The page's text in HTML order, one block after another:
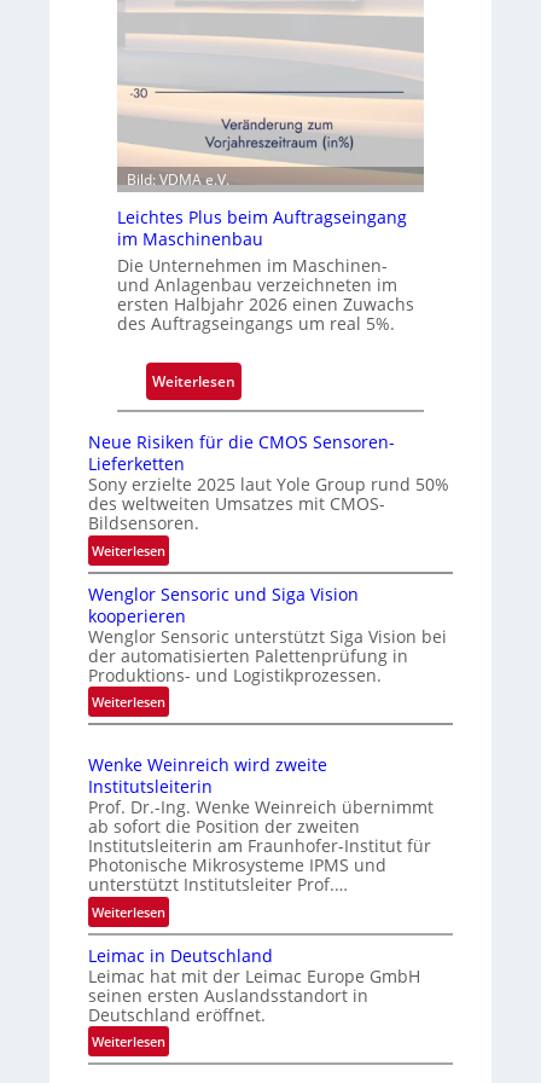
e
i
e
n
Q
u
a
r
t
a
l
c
s
r
ö
f
f
n
e
t
N
i
e
e
r
a
s
s
g
i
C
h
n
Bild: VDMA e.V.
Leichtes Plus beim Auftragseingang
im Maschinenbau
Die Unternehmen im Maschinen-
und Anlagenbau verzeichneten im
ersten Halbjahr 2026 einen Zuwachs
des Auftragseingangs um real 5%.
Weiterlesen:
L
e
c
h
l
u
s
i
A
u
f
t
a
g
s
e
n
Neue Risiken für die CMOS Sensoren-
Lieferketten
Sony erzielte 2025 laut Yole Group rund 50%
des weltweiten Umsatzes mit CMOS-
Bildsensoren.
Weiterlesen:
N
e
u
e
R
i
s
e
n
f
ü
r
d
i
e
C
M
O
S
S
Wenglor Sensoric und Siga Vision
kooperieren
Wenglor Sensoric unterstützt Siga Vision bei
der automatisierten Palettenprüfung in
Produktions- und Logistikprozessen.
Weiterlesen:
W
n
g
l
o
r
S
e
n
s
o
r
i
c
u
Wenke Weinreich wird zweite
Institutsleiterin
Prof. Dr.-Ing. Wenke Weinreich übernimmt
ab sofort die Position der zweiten
Institutsleiterin am Fraunhofer-Institut für
Photonische Mikrosysteme IPMS und
unterstützt Institutsleiter Prof.…
Weiterlesen:
W
e
n
k
e
W
e
Leimac in Deutschland
Leimac hat mit der Leimac Europe GmbH
seinen ersten Auslandsstandort in
Deutschland eröffnet.
Weiterlesen:
L